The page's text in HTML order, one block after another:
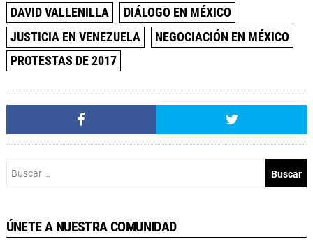
DAVID VALLENILLA
DIÁLOGO EN MÉXICO
JUSTICIA EN VENEZUELA
NEGOCIACIÓN EN MÉXICO
PROTESTAS DE 2017
ÚNETE A NUESTRA COMUNIDAD